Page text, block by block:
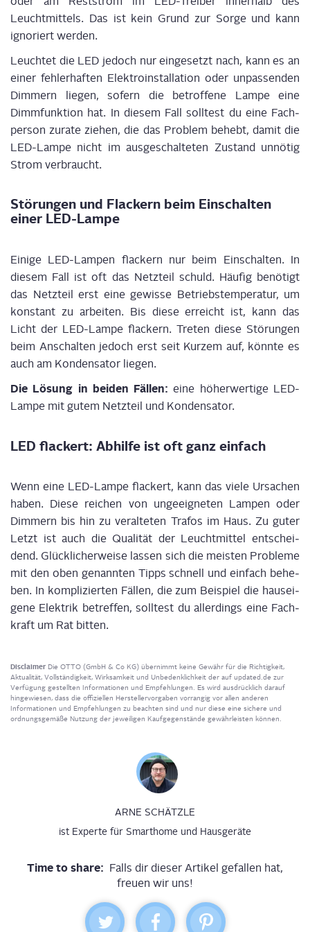
Leucht­mit­tels. Das ist kein Grund zur Sor­ge und kann
igno­riert werden.
Leuch­tet die LED jedoch nur ein­ge­setzt nach, kann es an
einer feh­ler­haf­ten Elek­tro­in­stal­la­ti­on oder unpas­sen­den
Dim­mern lie­gen, sofern die betrof­fe­ne Lam­pe eine
Dimm­funk­ti­on hat. In die­sem Fall soll­test du eine Fach­
per­son zura­te zie­hen, die das Pro­blem behebt, damit die
LED-Lam­pe nicht im aus­ge­schal­te­ten Zustand unnö­tig
Strom ver­braucht.
Stö­run­gen und Fla­ckern beim Ein­schal­ten
einer LED-Lampe
Eini­ge LED-Lam­pen fla­ckern nur beim Ein­schal­ten. In
die­sem Fall ist oft das Netz­teil schuld. Häu­fig benö­tigt
das Netz­teil erst eine gewis­se Betriebs­tem­pe­ra­tur, um
kon­stant zu arbei­ten. Bis die­se erreicht ist, kann das
Licht der LED-Lam­pe fla­ckern. Tre­ten die­se Stö­run­gen
beim Anschal­ten jedoch erst seit Kur­zem auf, könn­te es
auch am Kon­den­sa­tor lie­gen.
Die Lösung in bei­den Fäl­len: eine höher­wer­ti­ge LED-
Lam­pe mit gutem Netz­teil und Kon­den­sa­tor.
LED fla­ckert: Abhil­fe ist oft ganz einfach
Wenn eine LED-Lam­pe fla­ckert, kann das vie­le Ursa­chen
haben. Die­se rei­chen von unge­eig­ne­ten Lam­pen oder
Dim­mern bis hin zu ver­al­te­ten Tra­fos im Haus. Zu guter
Letzt ist auch die Qua­li­tät der Leucht­mit­tel ent­schei­
dend. Glück­li­cher­wei­se las­sen sich die meis­ten Pro­ble­me
mit den oben genann­ten Tipps schnell und ein­fach behe­
ben. In kom­pli­zier­ten Fäl­len, die zum Bei­spiel die haus­ei­
ge­ne Elek­trik betref­fen, soll­test du aller­dings eine Fach­
kraft um Rat bitten.
Disclaimer Die OTTO (GmbH & Co KG) übernimmt keine Gewähr für die Richtigkeit,
Aktualität, Vollständigkeit, Wirksamkeit und Unbedenklichkeit der auf updated.de zur
Verfügung gestellten Informationen und Empfehlungen. Es wird ausdrücklich darauf
hingewiesen, dass die offiziellen Herstellervorgaben vorrangig vor allen anderen
Informationen und Empfehlungen zu beachten sind und nur diese eine sichere und
ordnungsgemäße Nutzung der jeweiligen Kaufgegenstände gewährleisten können.
ARNE SCHÄTZLE
ist Experte für Smarthome und Hausgeräte
Time to share: Falls dir dieser Artikel gefallen hat,
freuen wir uns!